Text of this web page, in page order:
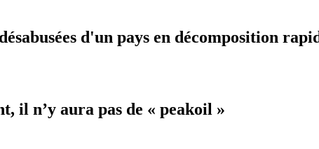
d'un pays en décomposition
il n’y aura pas de « peakoil »